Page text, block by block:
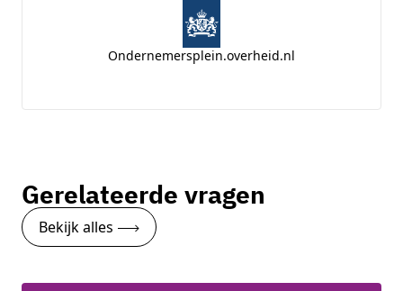
Ondernemersplein.overheid.nl
Gerelateerde vragen
Bekijk alles